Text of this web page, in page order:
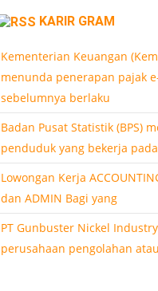
KARIR GRAM
Kementerian Keuangan
menunda penerapan pajak
sebelumnya berlaku
Badan Pusat Statistik (BPS)
penduduk yang bekerja pada
Lowongan Kerja
dan ADMIN Bagi yang
PT Gunbuster Nickel Industry
perusahaan pengolahan